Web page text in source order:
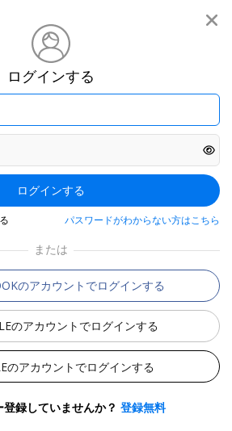
をもっと面白くする
旅行メディア
国内旅行 ／ 関東
国内旅行 ／ 関西
発
海外旅行 ／ 関西
発
Top 20
" 旅行プランを紹介しています。
ログインする
ログインする
パスワードがわからない方はこちら
または
のアカウントでログインする
のアカウントでログインする
のアカウントでログインする
登録していませんか？ 登録無料